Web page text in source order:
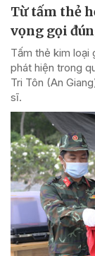
Từ tấm thẻ
vọng gọi
Tấm thẻ kim loại
phát hiện trong
Tri Tôn (An
sĩ.